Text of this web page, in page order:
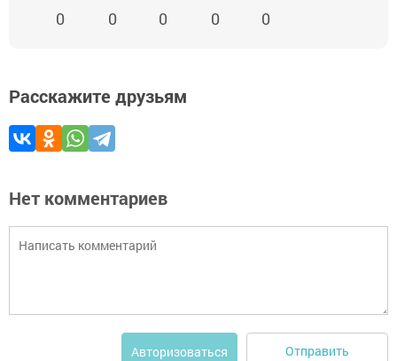
0 0 0 0 0
Расскажите друзьям
Нет комментариев
Авторизоваться Отправить